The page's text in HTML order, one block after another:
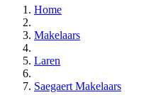
Home
Makelaars
Laren
Saegaert Makelaars